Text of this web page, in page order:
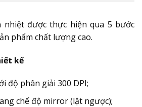
nhiệt được thực hiện qua 5 bước
phẩm chất lượng cao.
kế
độ phân giải 300 DPI;
chế độ mirror (lật ngược);